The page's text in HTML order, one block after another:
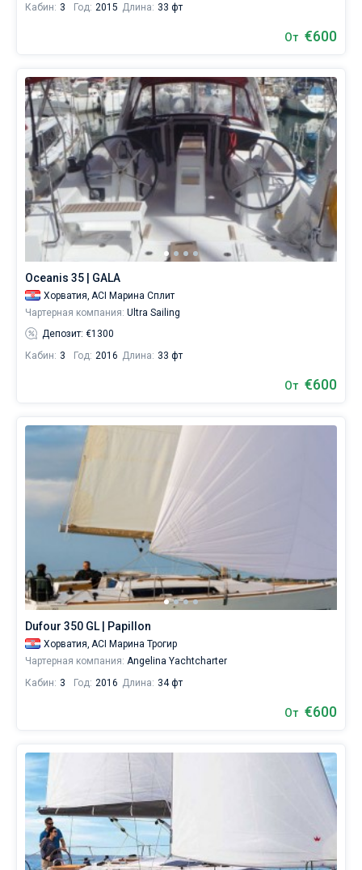
Кабин: 3 Год: 2015 Длина: 33 фт
От €600
Oceanis 35 | GALA
Хорватия, ACI Марина Сплит
Чартерная компания: Ultra Sailing
Депозит: €1300
Кабин: 3 Год: 2016 Длина: 33 фт
От €600
Dufour 350 GL | Papillon
Хорватия, ACI Марина Трогир
Чартерная компания: Angelina Yachtcharter
Кабин: 3 Год: 2016 Длина: 34 фт
От €600